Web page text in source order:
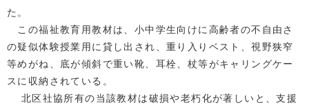
た。
この福祉教育用教材は、小中学生向けに高齢者の不自由さ
の疑似体験授業用に貸し出され、重り入りベスト、視野狭窄
等めがね、底が傾斜で重い靴、耳栓、杖等がキャリングケー
スに収納されている。
北区社協所有の当該教材は破損や老朽化が著しいと、支援